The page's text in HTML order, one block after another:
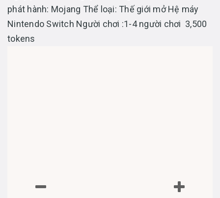
phát hành: Mojang Thể loại: Thế giới mở Hệ máy
Nintendo Switch Người chơi :1-4 người chơi 3,500
tokens